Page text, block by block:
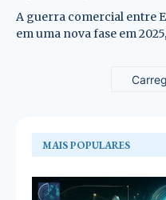
A guerra comercial entre
em uma nova fase em
MAIS POPULARES